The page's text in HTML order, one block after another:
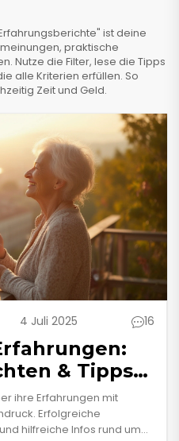
ist deine
praktische
Nutze die Filter, lese die Tipps
alle Kriterien erfüllen. So
Zeit und Geld.
4 Juli 2025 16
& Tipps
ihre Erfahrungen mit
Erfolgreiche
hilfreiche Infos rund um